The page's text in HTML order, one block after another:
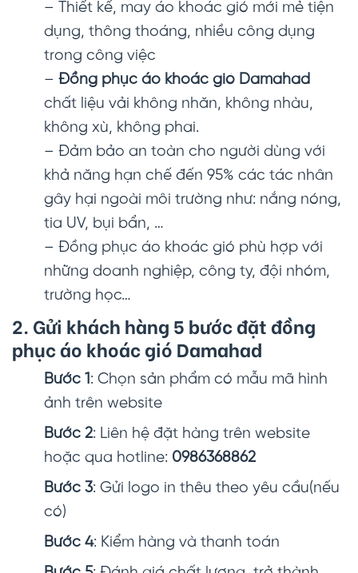
– Thiết kế, may áo khoác gió mới mẻ tiện
dụng, thông thoáng, nhiều công dụng
trong công việc
– Đồng phục áo khoác gió Damahad
chất liệu vải không nhăn, không nhàu,
không xù, không phai.
– Đảm bảo an toàn cho người dùng với
khả năng hạn chế đến 95% các tác nhân
gây hại ngoài môi trường như: nắng nóng,
tia UV, bụi bẩn, …
– Đồng phục áo khoác gió phù hợp với
những doanh nghiệp, công ty, đội nhóm,
trường học…
2. Gửi khách hàng 5 bước đặt đồng
phục áo khoác gió Damahad
Bước 1: Chọn sản phẩm có mẫu mã hình
ảnh trên website
Bước 2: Liên hệ đặt hàng trên website
hoặc qua hotline: 0986368862
Bước 3: Gửi logo in thêu theo yêu cầu(nếu
có)
Bước 4: Kiểm hàng và thanh toán